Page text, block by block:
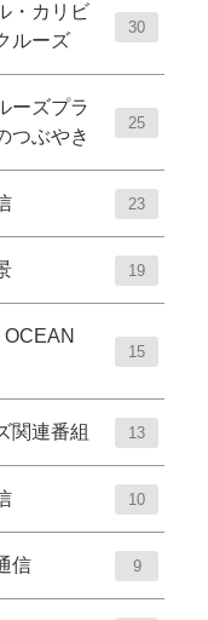
・カリビ
ルーズ
30
ーズプラ
つぶやき
25
23
19
OCEAN
15
関連番組 13
10
信 9